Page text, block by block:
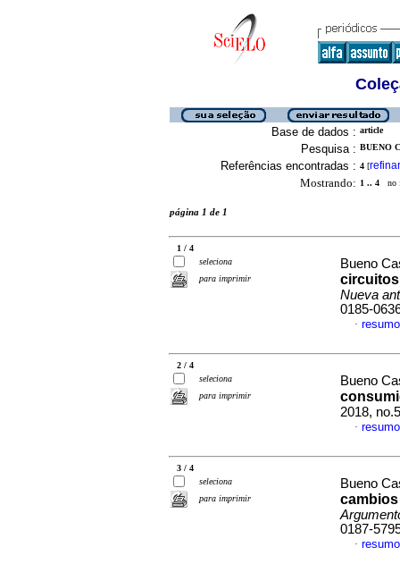
Base de dados : article
Pesquisa : BUENO
Referências encontradas : 4 [refinar
Mostrando: 1 .. 4 no
página 1 de 1
1 / 4
seleciona
para imprimir
Bueno
Nueva
0185-
·
2 / 4
seleciona
para imprimir
Bueno
2018,
·
3 / 4
seleciona
para imprimir
Bueno
0187-
·